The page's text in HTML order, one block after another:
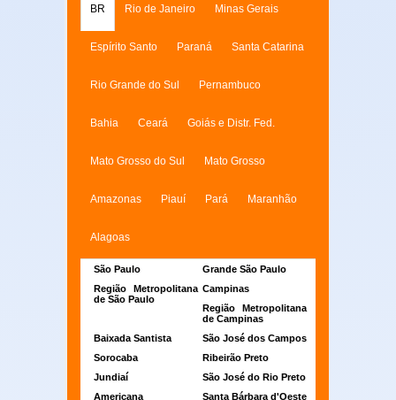
BR Rio de Janeiro Minas Gerais
Espírito Santo Paraná Santa Catarina
Rio Grande do Sul Pernambuco
Bahia Ceará Goiás e Distr. Fed.
Mato Grosso do Sul Mato Grosso
Amazonas Piauí Pará Maranhão
Alagoas
São Paulo
Grande São Paulo
Região Metropolitana
de São Paulo
Campinas
Região Metropolitana
de Campinas
Baixada Santista
São José dos Campos
Sorocaba
Ribeirão Preto
Jundiaí
São José do Rio Preto
Americana
Santa Bárbara d'Oeste